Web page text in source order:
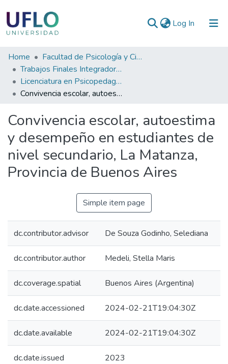
Log In (current)
Communities
&
Collections
Statistics
Home
Facultad de Psicología y Ciencias Sociales
Trabajos Finales Integradores (TFI) de Grado
Licenciatura en Psicopedagogía
Convivencia escolar, autoestima y desempeño en estudiantes de nivel secundario, La Matanza, Provincia de Buenos Aires
Convivencia escolar, autoestima
y desempeño en estudiantes de
nivel secundario, La Matanza,
Provincia de Buenos Aires
Simple item page
dc.contributor.advisor De Souza Godinho, Selediana
dc.contributor.author Medeli, Stella Maris
dc.coverage.spatial Buenos Aires (Argentina)
dc.date.accessioned 2024-02-21T19:04:30Z
dc.date.available 2024-02-21T19:04:30Z
dc.date.issued 2023